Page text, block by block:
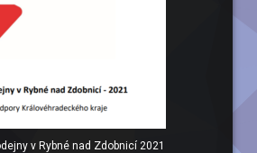
v Rybné nad Zdobnicí 2021